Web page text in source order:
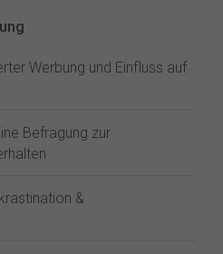
Werbung und Einfluss auf
Befragung zur
&